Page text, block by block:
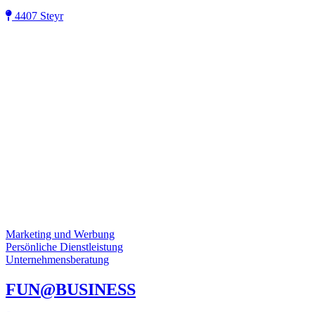
4407 Steyr
Marketing und Werbung
Persönliche Dienstleistung
Unternehmensberatung
FUN@BUSINESS